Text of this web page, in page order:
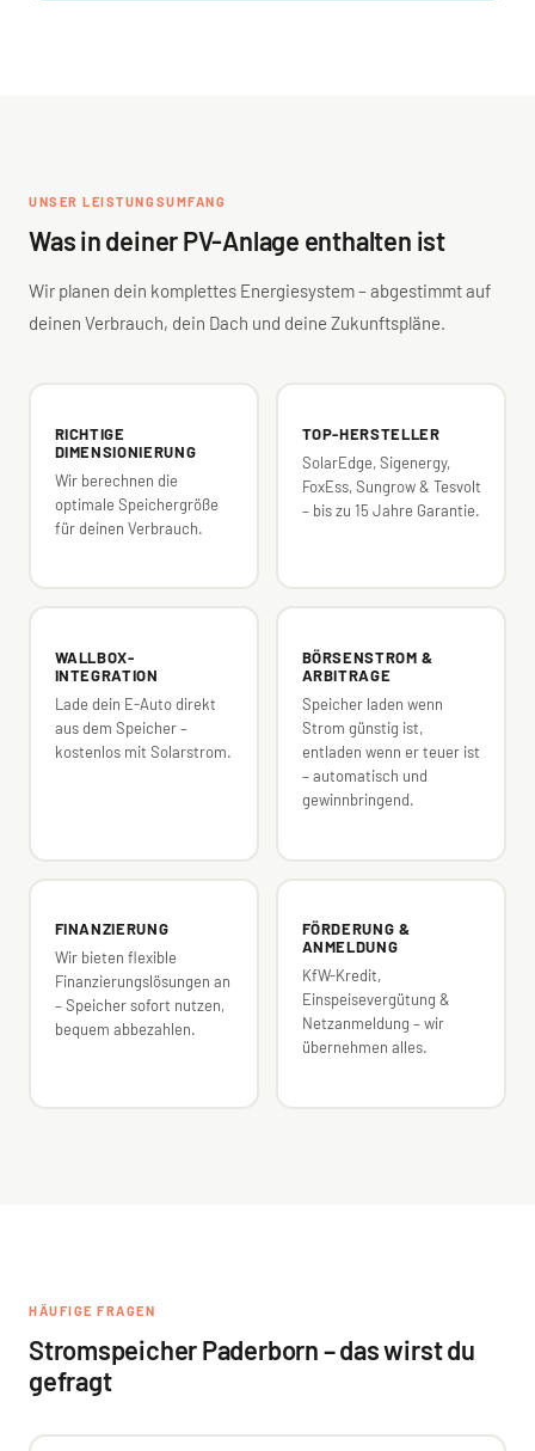
UNSER LEISTUNGSUMFANG
Was in deiner PV-Anlage enthalten ist
Wir planen dein komplettes Energiesystem – abgestimmt auf
deinen Verbrauch, dein Dach und deine Zukunftspläne.
RICHTIGE
DIMENSIONIERUNG
Wir berechnen die
optimale Speichergröße
für deinen Verbrauch.
TOP-HERSTELLER
SolarEdge, Sigenergy,
FoxEss, Sungrow & Tesvolt
– bis zu 15 Jahre Garantie.
WALLBOX-
INTEGRATION
Lade dein E-Auto direkt
aus dem Speicher –
kostenlos mit Solarstrom.
BÖRSENSTROM &
ARBITRAGE
Speicher laden wenn
Strom günstig ist,
entladen wenn er teuer ist
– automatisch und
gewinnbringend.
FINANZIERUNG
Wir bieten flexible
Finanzierungslösungen an
– Speicher sofort nutzen,
bequem abbezahlen.
FÖRDERUNG &
ANMELDUNG
KfW-Kredit,
Einspeisevergütung &
Netzanmeldung – wir
übernehmen alles.
HÄUFIGE FRAGEN
Stromspeicher Paderborn – das wirst du
gefragt